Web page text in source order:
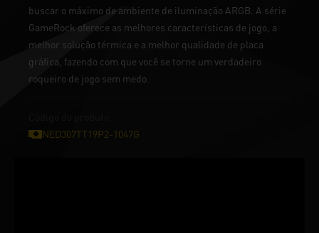
buscar o máximo de ambiente de iluminação ARGB. A série
GameRock oferece as melhores características de jogo, a
melhor solução térmica e a melhor qualidade de placa
gráfica, fazendo com que você se torne um verdadeiro
roqueiro de jogo sem medo.
NED307TT19P2-1047G